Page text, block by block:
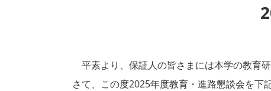
平素より、保証人の皆さまには本学の教育
さて、この度2025年度教育・進路懇談会を下